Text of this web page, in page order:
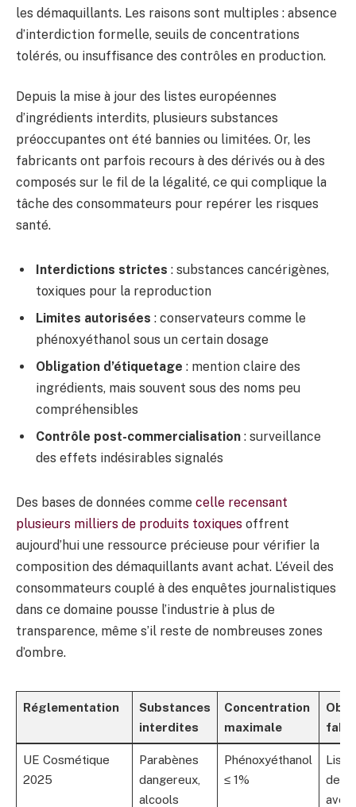
les démaquillants. Les raisons sont multiples : absence
d’interdiction formelle, seuils de concentrations
tolérés, ou insuffisance des contrôles en production.
Depuis la mise à jour des listes européennes
d’ingrédients interdits, plusieurs substances
préoccupantes ont été bannies ou limitées. Or, les
fabricants ont parfois recours à des dérivés ou à des
composés sur le fil de la légalité, ce qui complique la
tâche des consommateurs pour repérer les risques
santé.
Interdictions strictes : substances cancérigènes,
toxiques pour la reproduction
Limites autorisées : conservateurs comme le
phénoxyéthanol sous un certain dosage
Obligation d’étiquetage : mention claire des
ingrédients, mais souvent sous des noms peu
compréhensibles
Contrôle post-commercialisation : surveillance
des effets indésirables signalés
Des bases de données comme celle recensant
plusieurs milliers de produits toxiques offrent
aujourd’hui une ressource précieuse pour vérifier la
composition des démaquillants avant achat. L’éveil des
consommateurs couplé à des enquêtes journalistiques
dans ce domaine pousse l’industrie à plus de
transparence, même s’il reste de nombreuses zones
d’ombre.
Réglementation
Substances
interdites
Concentration
maximale
UE Cosmétique
2025
Parabènes
dangereux,
alcools
Phénoxyéthanol
≤ 1%
Liste
des
avec